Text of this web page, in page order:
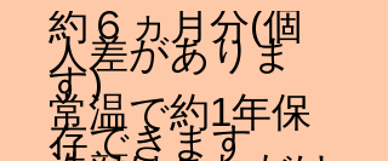
約６ヵ月分(個
人差がありま
す)
常温で約1年保
存できます